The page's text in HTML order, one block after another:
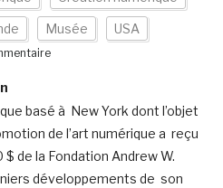
Musée USA
basé à New York dont l’objet
de l’art numérique a reçu
de la Fondation Andrew W.
développements de son